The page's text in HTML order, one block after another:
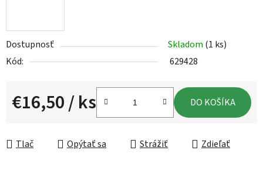
Dostupnosť Skladom (1 ks)
Kód:
629428
€16,50/ ks DO KOŠÍKA
Tlač Opýtať sa Strážiť Zdieľať